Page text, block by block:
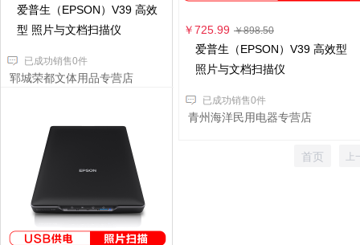
爱普生（EPSON）V39 高效
型 照片与文档扫描仪
已成功销售0件
郓城荣都文体用品专营店
￥725.99 ￥898.50
爱普生（EPSON）V39 高效型
照片与文档扫描仪
已成功销售0件
青州海洋民用电器专营店
首页 上